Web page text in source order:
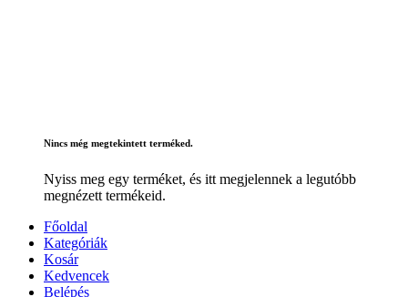
Nincs még megtekintett terméked.
Nyiss meg egy terméket, és itt megjelennek a legutóbb
megnézett termékeid.
Főoldal
Kategóriák
Kosár
Kedvencek
Belépés